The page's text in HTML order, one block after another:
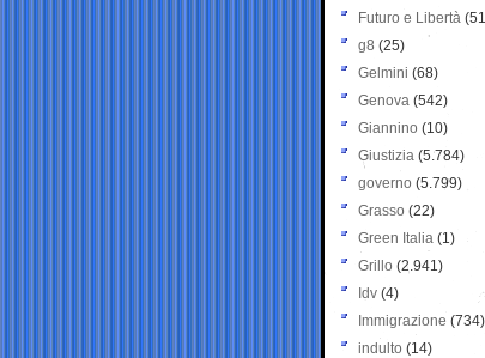
Futuro e Libertà
g8 (25)
Gelmini (68)
Genova (542)
Giannino (10)
Giustizia (5.784)
governo (5.799)
Grasso (22)
Green Italia (1)
Grillo (2.941)
Idv (4)
Immigrazione (734)
indulto (14)